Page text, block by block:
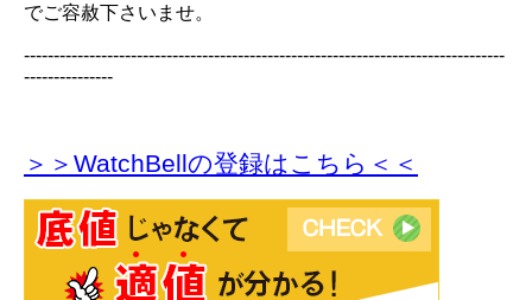
でご容赦下さいませ。
---------------------------------------------------------------------------------
---------------
＞＞WatchBellの登録はこちら＜＜